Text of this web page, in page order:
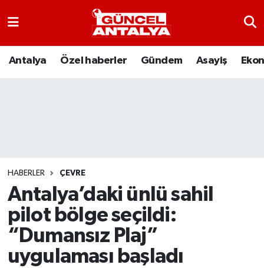
Antalya Özel haberler Gündem Asayiş
HABERLER ÇEVRE
Antalya’daki ünlü sahil
pilot bölge seçildi:
“Dumansız Plaj”
uygulaması başladı
Antalya
Eğitim
Ekonomi
Gündem
Nöbetçi Eczaneler
Tüm Manşetler
Son Dakika Haberleri
Haber Arşivi